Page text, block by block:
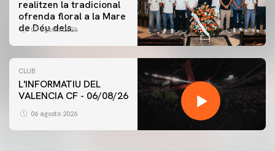
realitzen la tradicional
ofrenda floral a la Mare
de Déu dels
07 agosto 2026
CLUB
L'INFORMATIU DEL
VALENCIA CF - 06/08/26
06 agosto 2026
PRIMER EQUIP
ENTRENAMENT DEL VALENCIA CF 6/8/2026